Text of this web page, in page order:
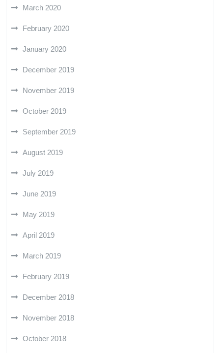
March 2020
February 2020
January 2020
December 2019
November 2019
October 2019
September 2019
August 2019
July 2019
June 2019
May 2019
April 2019
March 2019
February 2019
December 2018
November 2018
October 2018